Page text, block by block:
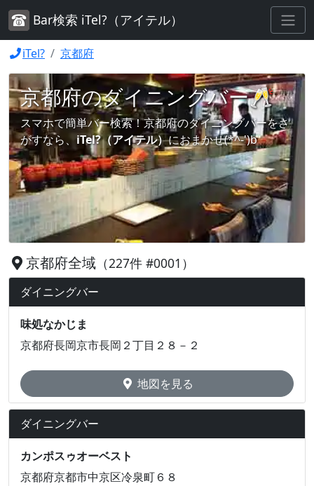
iTel? 京都府
京都府のダイニングバー🥂
スマホで簡単バー検索！京都府のダイニングバーをさ
がすなら、iTel?（アイテル）におまかせ(*^-')b
京都府全域 （227件 #0001）
ダイニングバー
味処なかじま
京都府長岡京市長岡２丁目２８－２
地図を見る
ダイニングバー
カンポスゥオーベスト
京都府京都市中京区冷泉町６８
Bar検索 iTel?（アイテル）